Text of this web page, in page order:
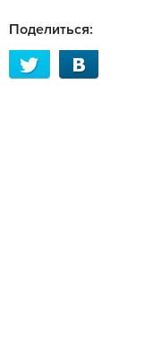
Поделиться: